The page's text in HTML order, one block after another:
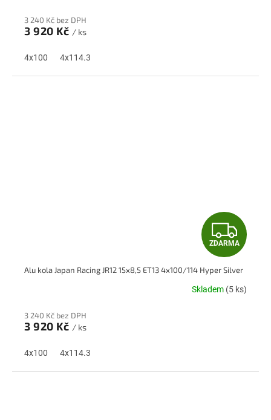
3 240 Kč bez DPH
3 920 Kč / ks
4x100 4x114.3
Z
D
A
ZDARMA
Alu kola Japan Racing JR12 15x8,5 ET13 4x100/114 Hyper Silver
Skladem (5 ks)
3 240 Kč bez DPH
3 920 Kč / ks
4x100 4x114.3